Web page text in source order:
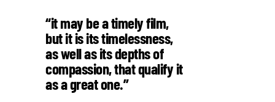
“it may be a timely film,
but it is its timelessness,
as well as its depths of
compassion, that qualify it
as a great one.”